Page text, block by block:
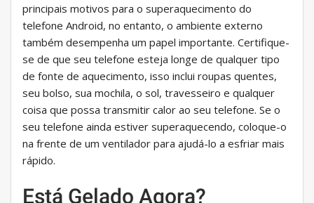
principais motivos para o superaquecimento do
telefone Android, no entanto, o ambiente externo
também desempenha um papel importante. Certifique-
se de que seu telefone esteja longe de qualquer tipo
de fonte de aquecimento, isso inclui roupas quentes,
seu bolso, sua mochila, o sol, travesseiro e qualquer
coisa que possa transmitir calor ao seu telefone. Se o
seu telefone ainda estiver superaquecendo, coloque-o
na frente de um ventilador para ajudá-lo a esfriar mais
rápido.
Está Gelado Agora?